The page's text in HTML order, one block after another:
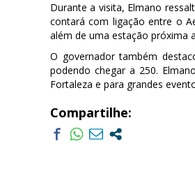
Durante a visita, Elmano
contará com ligação entre o
além de uma estação próxima
O governador também
podendo chegar a 250.
Fortaleza e para grandes
Compartilhe: